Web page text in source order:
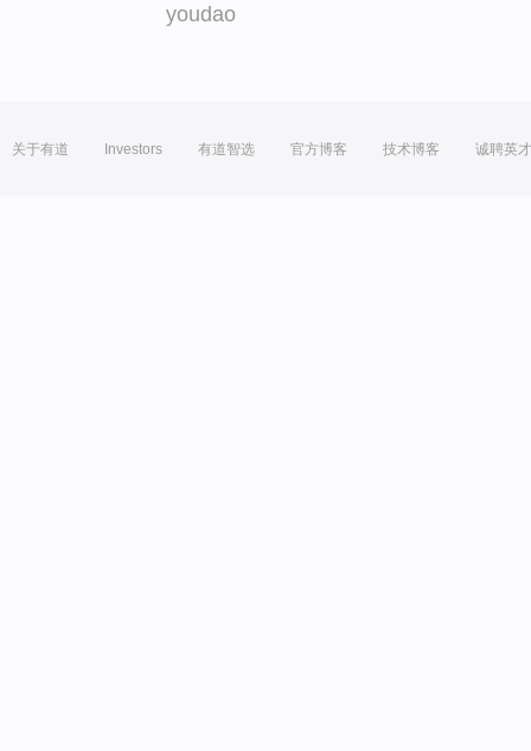
youdao
关于有道 Investors 有道智选 官方博客 技术博客 诚聘英才